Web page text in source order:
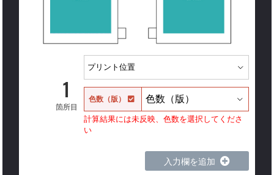
1
箇所目
色数（版）
計算結果には未反映、色数を選択してくださ
い
入力欄を追加